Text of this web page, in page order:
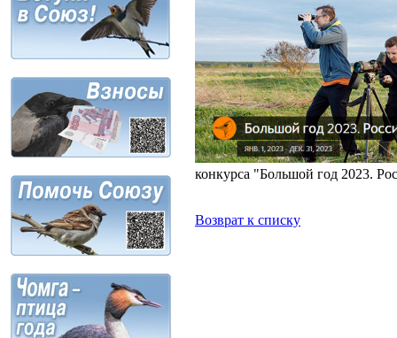
конкурса "Большой год 2023.
Возврат к списку